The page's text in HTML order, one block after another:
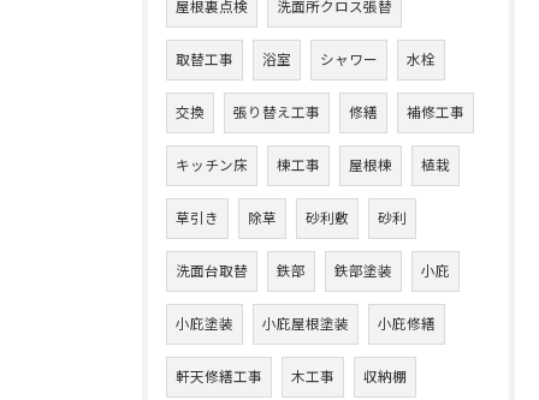
屋根裏点検 洗面所クロス張替
取替工事 浴室 シャワー 水栓
交換 張り替え工事 修繕 補修工事
キッチン床 棟工事 屋根棟 植栽
草引き 除草 砂利敷 砂利
洗面台取替 鉄部 鉄部塗装 小庇
小庇塗装 小庇屋根塗装 小庇修繕
軒天修繕工事 木工事 収納棚